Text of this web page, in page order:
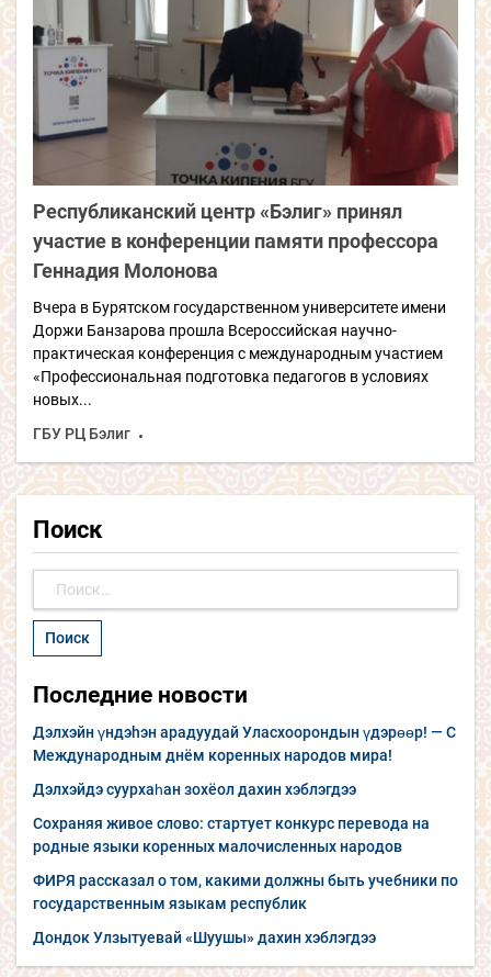
Республиканский центр «Бэлиг» принял
участие в конференции памяти профессора
Геннадия Молонова
Вчера в Бурятском государственном университете имени
Доржи Банзарова прошла Всероссийская научно-
практическая конференция с международным участием
«Профессиональная подготовка педагогов в условиях
новых...
ГБУ РЦ Бэлиг
Поиск
Последние новости
Дэлхэйн үндэhэн арадуудай Уласхоорондын үдэрөөр! — С
Международным днём коренных народов мира!
Дэлхэйдэ суурхаһан зохёол дахин хэблэгдээ
Сохраняя живое слово: стартует конкурс перевода на
родные языки коренных малочисленных народов
ФИРЯ рассказал о том, какими должны быть учебники по
государственным языкам республик
Дондок Улзытуевай «Шуушы» дахин хэблэгдээ